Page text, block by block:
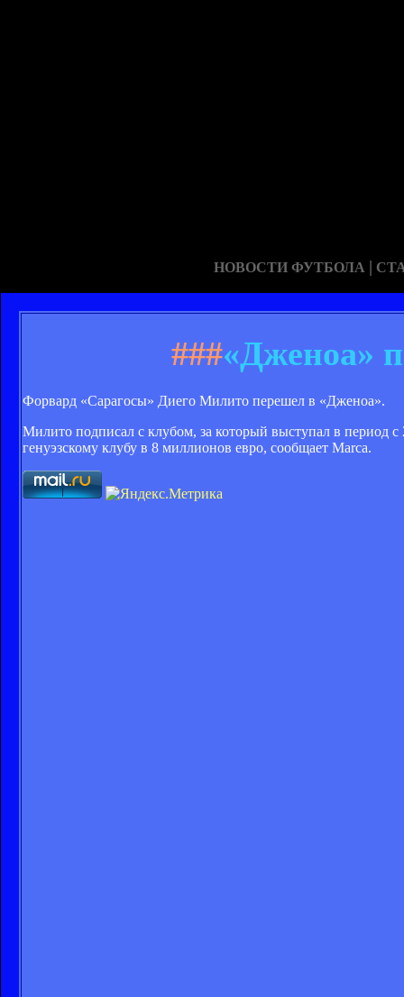
НОВОСТИ ФУТБОЛА |
###«Дженоа»
Форвард «Сарагосы» Диего Милито перешел в «Дженоа».
Милито подписал с клубом, за который выступал в период
генуэзскому клубу в 8 миллионов евро, сообщает Marca.